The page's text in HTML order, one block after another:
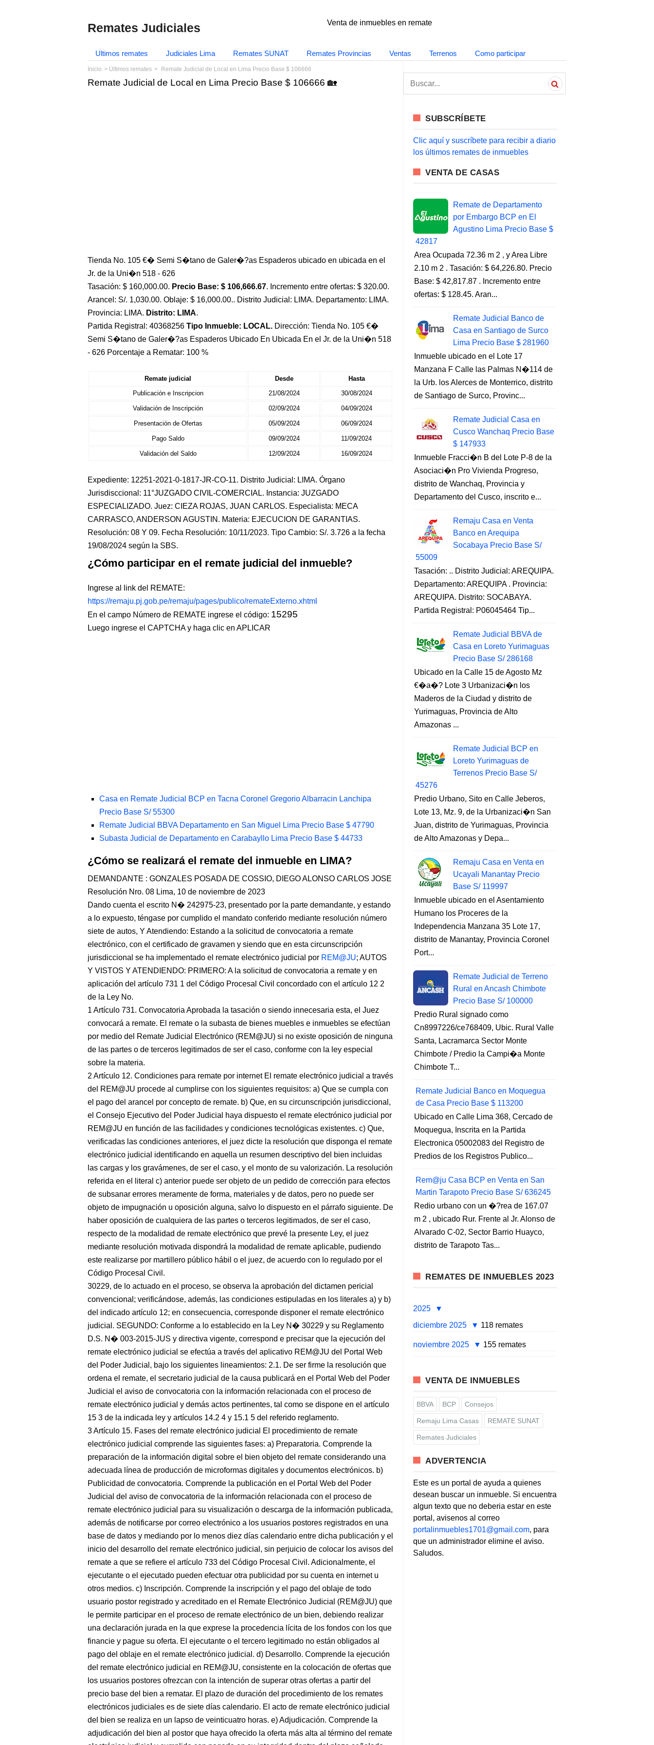
Remates Judiciales Venta de inmuebles en remate
Ultimos remates Judiciales Lima Remates SUNAT Remates Provincias Ventas Terrenos Como participar
Inicio Últimos remates Remate Judicial de Local en Lima Precio Base $ 106666
Remate Judicial de Local en Lima Precio Base $ 106666 🏡
Tienda No. 105 €� Semi S�tano de Galer�?as Espaderos ubicado en ubicada en el
Jr. de la Uni�n 518 - 626
Tasación: $ 160,000.00. Precio Base: $ 106,666.67. Incremento entre ofertas: $ 320.00.
Arancel: S/. 1,030.00. Oblaje: $ 16,000.00.. Distrito Judicial: LIMA. Departamento: LIMA.
Provincia: LIMA. Distrito: LIMA.
Partida Registral: 40368256 Tipo Inmueble: LOCAL. Dirección: Tienda No. 105 €�
Semi S�tano de Galer�?as Espaderos Ubicado En Ubicada En el Jr. de la Uni�n 518
- 626 Porcentaje a Rematar: 100 %
Remate judicial Desde
Hasta
Publicación e Inscripcion
21/08/2024 30/08/2024
Validación de Inscripción 02/09/2024 04/09/2024
Presentación de Ofertas 05/09/2024 06/09/2024
Pago Saldo 09/09/2024 11/09/2024
Validación del Saldo 12/09/2024 16/09/2024
Expediente: 12251-2021-0-1817-JR-CO-11. Distrito Judicial: LIMA. Órgano
Jurisdisccional: 11°JUZGADO CIVIL-COMERCIAL. Instancia: JUZGADO
ESPECIALIZADO. Juez: CIEZA ROJAS, JUAN CARLOS. Especialista: MECA
CARRASCO, ANDERSON AGUSTIN. Materia: EJECUCION DE GARANTIAS.
Resolución: 08 Y 09. Fecha Resolución: 10/11/2023. Tipo Cambio: S/. 3.726 a la fecha
19/08/2024 según la SBS.
¿Cómo participar en el remate judicial del inmueble?
Ingrese al link del REMATE:
https://remaju.pj.gob.pe/remaju/pages/publico/remateExterno.xhtml
En el campo Número de REMATE ingrese el código: 15295
Luego ingrese el CAPTCHA y haga clic en APLICAR
Casa en Remate Judicial BCP en Tacna Coronel Gregorio Albarracin Lanchipa
Precio Base S/ 55300
Remate Judicial BBVA Departamento en San Miguel Lima Precio Base $ 47790
Subasta Judicial de Departamento en Carabayllo Lima Precio Base $ 44733
¿Cómo se realizará el remate del inmueble en LIMA?
DEMANDANTE : GONZALES POSADA DE COSSIO, DIEGO ALONSO CARLOS JOSE
Resolución Nro. 08 Lima, 10 de noviembre de 2023
Dando cuenta el escrito N� 242975-23, presentado por la parte demandante, y estando
a lo expuesto, téngase por cumplido el mandato conferido mediante resolución número
siete de autos, Y Atendiendo: Estando a la solicitud de convocatoria a remate
electrónico, con el certificado de gravamen y siendo que en esta circunscripción
jurisdiccional se ha implementado el remate electrónico judicial por REM@JU; AUTOS
Y VISTOS Y ATENDIENDO: PRIMERO: A la solicitud de convocatoria a remate y en
aplicación del artículo 731 1 del Código Procesal Civil concordado con el artículo 12 2
de la Ley No.
1 Artículo 731. Convocatoria Aprobada la tasación o siendo innecesaria esta, el Juez
convocará a remate. El remate o la subasta de bienes muebles e inmuebles se efectúan
por medio del Remate Judicial Electrónico (REM@JU) si no existe oposición de ninguna
de las partes o de terceros legitimados de ser el caso, conforme con la ley especial
sobre la materia.
2 Artículo 12. Condiciones para remate por internet El remate electrónico judicial a través
del REM@JU procede al cumplirse con los siguientes requisitos: a) Que se cumpla con
el pago del arancel por concepto de remate. b) Que, en su circunscripción jurisdiccional,
el Consejo Ejecutivo del Poder Judicial haya dispuesto el remate electrónico judicial por
REM@JU en función de las facilidades y condiciones tecnológicas existentes. c) Que,
verificadas las condiciones anteriores, el juez dicte la resolución que disponga el remate
electrónico judicial identificando en aquella un resumen descriptivo del bien incluidas
las cargas y los gravámenes, de ser el caso, y el monto de su valorización. La resolución
referida en el literal c) anterior puede ser objeto de un pedido de corrección para efectos
de subsanar errores meramente de forma, materiales y de datos, pero no puede ser
objeto de impugnación u oposición alguna, salvo lo dispuesto en el párrafo siguiente. De
haber oposición de cualquiera de las partes o terceros legitimados, de ser el caso,
respecto de la modalidad de remate electrónico que prevé la presente Ley, el juez
mediante resolución motivada dispondrá la modalidad de remate aplicable, pudiendo
este realizarse por martillero público hábil o el juez, de acuerdo con lo regulado por el
Código Procesal Civil.
30229, de lo actuado en el proceso, se observa la aprobación del dictamen pericial
convencional; verificándose, además, las condiciones estipuladas en los literales a) y b)
del indicado artículo 12; en consecuencia, corresponde disponer el remate electrónico
judicial. SEGUNDO: Conforme a lo establecido en la Ley N� 30229 y su Reglamento
D.S. N� 003-2015-JUS y directiva vigente, correspond e precisar que la ejecución del
remate electrónico judicial se efectúa a través del aplicativo REM@JU del Portal Web
del Poder Judicial, bajo los siguientes lineamientos: 2.1. De ser firme la resolución que
ordena el remate, el secretario judicial de la causa publicará en el Portal Web del Poder
Judicial el aviso de convocatoria con la información relacionada con el proceso de
remate electrónico judicial y demás actos pertinentes, tal como se dispone en el artículo
15 3 de la indicada ley y artículos 14.2 4 y 15.1 5 del referido reglamento.
3 Artículo 15. Fases del remate electrónico judicial El procedimiento de remate
electrónico judicial comprende las siguientes fases: a) Preparatoria. Comprende la
preparación de la información digital sobre el bien objeto del remate considerando una
adecuada línea de producción de microformas digitales y documentos electrónicos. b)
Publicidad de convocatoria. Comprende la publicación en el Portal Web del Poder
Judicial del aviso de convocatoria de la información relacionada con el proceso de
remate electrónico judicial para su visualización o descarga de la información publicada,
además de notificarse por correo electrónico a los usuarios postores registrados en una
base de datos y mediando por lo menos diez días calendario entre dicha publicación y el
inicio del desarrollo del remate electrónico judicial, sin perjuicio de colocar los avisos del
remate a que se refiere el artículo 733 del Código Procesal Civil. Adicionalmente, el
ejecutante o el ejecutado pueden efectuar otra publicidad por su cuenta en internet u
otros medios. c) Inscripción. Comprende la inscripción y el pago del oblaje de todo
usuario postor registrado y acreditado en el Remate Electrónico Judicial (REM@JU) que
le permite participar en el proceso de remate electrónico de un bien, debiendo realizar
una declaración jurada en la que exprese la procedencia lícita de los fondos con los que
financie y pague su oferta. El ejecutante o el tercero legitimado no están obligados al
pago del oblaje en el remate electrónico judicial. d) Desarrollo. Comprende la ejecución
del remate electrónico judicial en REM@JU, consistente en la colocación de ofertas que
los usuarios postores ofrezcan con la intención de superar otras ofertas a partir del
precio base del bien a rematar. El plazo de duración del procedimiento de los remates
electrónicos judiciales es de siete días calendario. El acto de remate electrónico judicial
del bien se realiza en un lapso de veinticuatro horas. e) Adjudicación. Comprende la
adjudicación del bien al postor que haya ofrecido la oferta más alta al término del remate
a
SUBSCRÍBETE
Clic aquí y suscríbete para recibir a diario
los últimos remates de inmuebles
VENTA DE CASAS
Remate de Departamento
por Embargo BCP en El
Agustino Lima Precio Base $
42817
Area Ocupada 72.36 m 2 , y Area Libre
2.10 m 2 . Tasación: $ 64,226.80. Precio
Base: $ 42,817.87 . Incremento entre
ofertas: $ 128.45. Aran...
Remate Judicial Banco de
Casa en Santiago de Surco
Lima Precio Base $ 281960
Inmueble ubicado en el Lote 17
Manzana F Calle las Palmas N�114 de
la Urb. los Alerces de Monterrico, distrito
de Santiago de Surco, Provinc...
Remate Judicial Casa en
Cusco Wanchaq Precio Base
$ 147933
Inmueble Fracci�n B del Lote P-8 de la
Asociaci�n Pro Vivienda Progreso,
distrito de Wanchaq, Provincia y
Departamento del Cusco, inscrito e...
Remaju Casa en Venta
Banco en Arequipa
Socabaya Precio Base S/
55009
Tasación: .. Distrito Judicial: AREQUIPA.
Departamento: AREQUIPA . Provincia:
AREQUIPA. Distrito: SOCABAYA.
Partida Registral: P06045464 Tip...
Remate Judicial BBVA de
Casa en Loreto Yurimaguas
Precio Base S/ 286168
Ubicado en la Calle 15 de Agosto Mz
€�a�? Lote 3 Urbanizaci�n los
Maderos de la Ciudad y distrito de
Yurimaguas, Provincia de Alto
Amazonas ...
Remate Judicial BCP en
Loreto Yurimaguas de
Terrenos Precio Base S/
45276
Predio Urbano, Sito en Calle Jeberos,
Lote 13, Mz. 9, de la Urbanizaci�n San
Juan, distrito de Yurimaguas, Provincia
de Alto Amazonas y Depa...
Remaju Casa en Venta en
Ucayali Manantay Precio
Base S/ 119997
Inmueble ubicado en el Asentamiento
Humano los Proceres de la
Independencia Manzana 35 Lote 17,
distrito de Manantay, Provincia Coronel
Port...
Remate Judicial de Terreno
Rural en Ancash Chimbote
Precio Base S/ 100000
Predio Rural signado como
Cn8997226/ce768409, Ubic. Rural Valle
Santa, Lacramarca Sector Monte
Chimbote / Predio la Campi�a Monte
Chimbote T...
Remate Judicial Banco en Moquegua
de Casa Precio Base $ 113200
Ubicado en Calle Lima 368, Cercado de
Moquegua, Inscrita en la Partida
Electronica 05002083 del Registro de
Predios de los Registros Publico...
Rem@ju Casa BCP en Venta en San
Martin Tarapoto Precio Base S/ 636245
Redio urbano con un �?rea de 167.07
m 2 , ubicado Rur. Frente al Jr. Alonso de
Alvarado C-02, Sector Barrio Huayco,
distrito de Tarapoto Tas...
REMATES DE INMUEBLES 2023
2025
diciembre 2025
118 remates
noviembre 2025 155 remates
VENTA DE INMUEBLES
BBVA BCP Consejos
Remaju Lima Casas REMATE SUNAT
Remates Judiciales
ADVERTENCIA
Este es un portal de ayuda a quienes
desean buscar un inmueble. Si encuentra
algun texto que no deberia estar en este
portal, avisenos al correo
portalinmuebles1701@gmail.com, para
que un administrador elimine el aviso.
Saludos.